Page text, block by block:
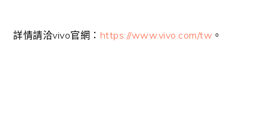
詳情請洽vivo官網： https://www.vivo.com/tw 。